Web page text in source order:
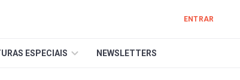
ENTRAR
ESPECIAIS NEWSLETTERS